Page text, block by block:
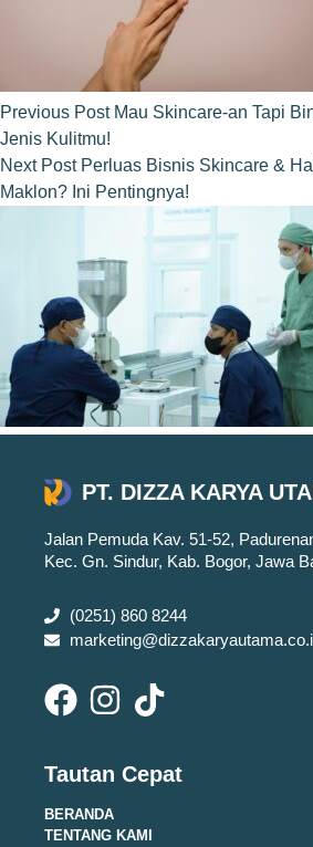
Previous Post Mau Skincare-an Tapi
Jenis Kulitmu!
Next Post Perluas Bisnis Skincare &
Maklon? Ini Pentingnya!
PT. DIZZA KARYA
Jalan Pemuda Kav. 51-52,
Kec. Gn. Sindur, Kab. Bogor, Jawa
(0251) 860 8244
Tautan Cepat
BERANDA
TENTANG KAMI